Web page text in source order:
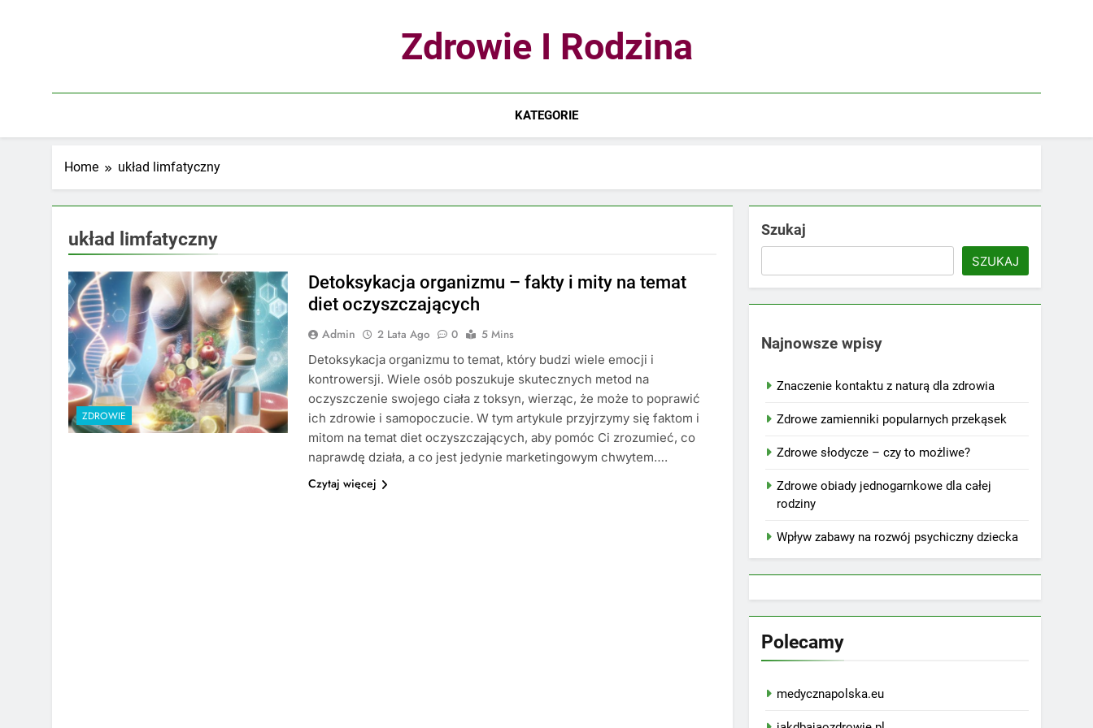
Zdrowie I Rodzina
KATEGORIE
Home układ limfatyczny
układ limfatyczny
ZDROWIE
Detoksykacja organizmu – fakty i mity na temat
diet oczyszczających
Admin 2 Lata Ago 0
5 Mins
Detoksykacja organizmu to temat, który budzi wiele emocji i
kontrowersji. Wiele osób poszukuje skutecznych metod na
oczyszczenie swojego ciała z toksyn, wierząc, że może to poprawić
ich zdrowie i samopoczucie. W tym artykule przyjrzymy się faktom i
mitom na temat diet oczyszczających, aby pomóc Ci zrozumieć, co
naprawdę działa, a co jest jedynie marketingowym chwytem….
Czytaj więcej
Szukaj
SZUKAJ
Najnowsze wpisy
Znaczenie kontaktu z naturą dla zdrowia
Zdrowe zamienniki popularnych przekąsek
Zdrowe słodycze – czy to możliwe?
Zdrowe obiady jednogarnkowe dla całej
rodziny
Wpływ zabawy na rozwój psychiczny dziecka
Polecamy
medycznapolska.eu